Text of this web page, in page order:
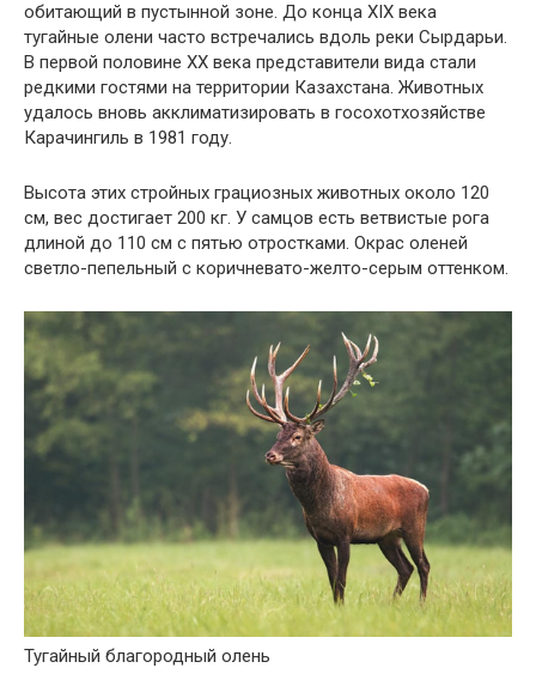
обитающий в пустынной зоне. До конца XIX века
тугайные олени часто встречались вдоль реки Сырдарьи.
В первой половине XX века представители вида стали
редкими гостями на территории Казахстана. Животных
удалось вновь акклиматизировать в госохотхозяйстве
Карачингиль в 1981 году.
Высота этих стройных грациозных животных около 120
см, вес достигает 200 кг. У самцов есть ветвистые рога
длиной до 110 см с пятью отростками. Окрас оленей
светло-пепельный с коричневато-желто-серым оттенком.
Тугайный благородный олень